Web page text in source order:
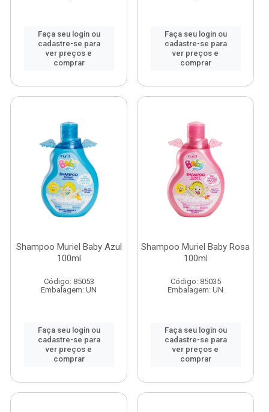
Faça seu login ou
cadastre-se para
ver preços e
comprar
Faça seu login ou
cadastre-se para
ver preços e
comprar
Shampoo Muriel Baby Azul
100ml
Código: 85053
Embalagem: UN
Faça seu login ou
cadastre-se para
ver preços e
comprar
Shampoo Muriel Baby Rosa
100ml
Código: 85035
Embalagem: UN
Faça seu login ou
cadastre-se para
ver preços e
comprar